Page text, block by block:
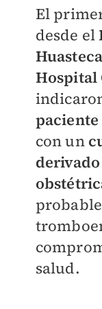
El
desde el
Hospital
paciente
con un
salud.